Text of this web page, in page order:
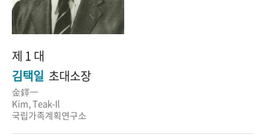
제 1 대
김택일 초대소장
金鐸一
Kim, Teak-Il
국립가족계획연구소